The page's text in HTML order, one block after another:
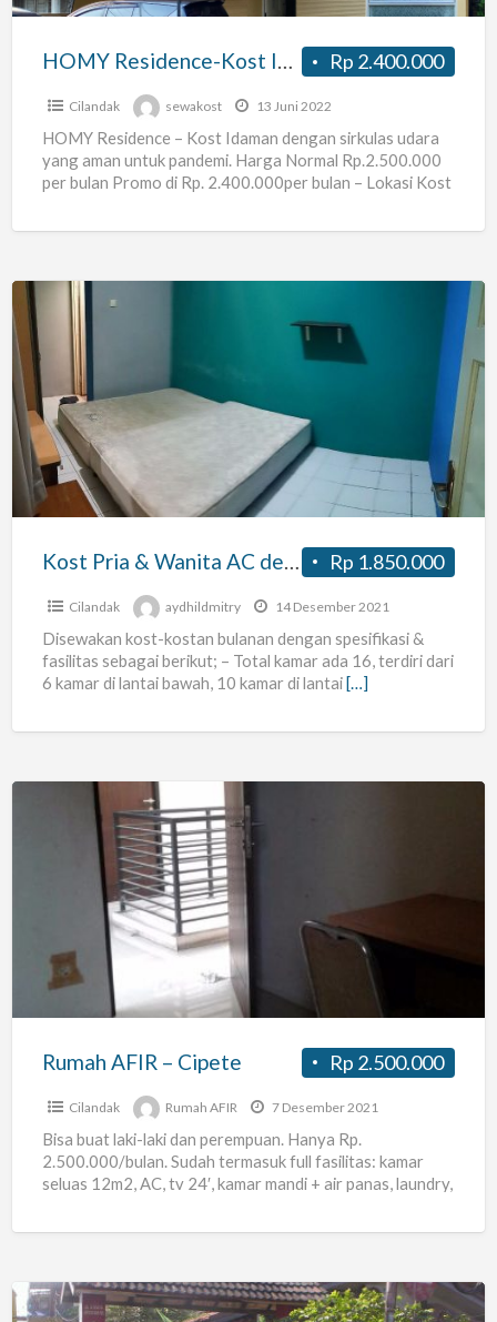
MRT
Rp 2.400.000
HOMY Residence-Kost Idaman Dekat Stasiun MRT Fatmawati
Cilandak sewakost 13 Juni 2022
HOMY Residence – Kost Idaman dengan sirkulas udara
yang aman untuk pandemi. Harga Normal Rp.2.500.000
per bulan Promo di Rp. 2.400.000per bulan – Lokasi Kost
Kost
Pria
&
Wanita
AC
dekat
PIM
Fatmawati
Rp 1.850.000
Kost Pria & Wanita AC dekat PIM & ITC Fatmawati
Cilandak aydhildmitry 14 Desember 2021
Disewakan kost-kostan bulanan dengan spesifikasi &
fasilitas sebagai berikut; – Total kamar ada 16, terdiri dari
6 kamar di lantai bawah, 10 kamar di lantai[…]
Rp 2.500.000
Rumah AFIR – Cipete
Cilandak Rumah AFIR 7 Desember 2021
Bisa buat laki-laki dan perempuan. Hanya Rp.
2.500.000/bulan. Sudah termasuk full fasilitas: kamar
seluas 12m2, AC, tv 24′, kamar mandi + air panas, laundry,